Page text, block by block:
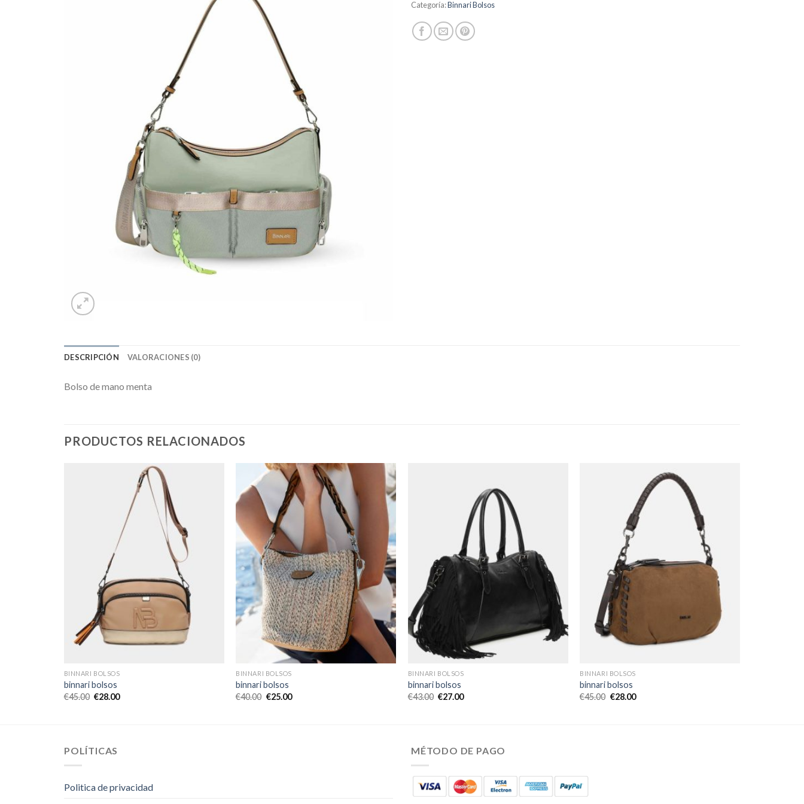
Categoría:Binnari Bolsos
DESCRIPCIÓN VALORACIONES (0)
Bolso de mano menta
PRODUCTOS RELACIONADOS
BINNARI BOLSOS
binnari bolsos
€45.00 €28.00
BINNARI BOLSOS
binnari bolsos
€40.00 €25.00
BINNARI BOLSOS
binnari bolsos
€43.00 €27.00
BINNARI BOLSOS
binnari bolsos
€45.00 €28.00
POLÍTICAS
Politica de privacidad
MÉTODO DE PAGO